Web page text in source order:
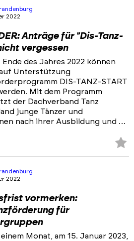
2022
Anträge für "Dis-Tanz-
vergessen
Ende des Jahres 2022 können
Unterstützung
DIS-TANZ-START
Mit dem Programm
der Dachverband Tanz
junge Tänzer und
nach ihrer Ausbildung und …
2022
vormerken:
für
einem Monat, am 15. Januar 2023,